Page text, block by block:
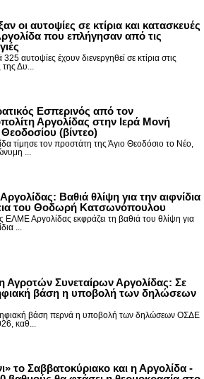
οι αυτοψίες σε κτίρια και κατασκευές
που επλήγησαν από τις
325 αυτοψίες έχουν διενεργηθεί σε κτίρια στις
της Δυ...
Εσπερινός από τον
Αργολίδας στην Ιερά Μονή
(βίντεο)
τίμησε τον προστάτη της Άγιο Θεοδόσιο το Νέο,
...
Βαθιά θλίψη για την αιφνίδια
του Θοδωρή Κατσωνόπουλου
ΕΛΜΕ Αργολίδας εκφράζει τη βαθιά του θλίψη για
...
Συνεταίρων Αργολίδας: Σε
βάση η υποβολή των δηλώσεων
βάση περνά η υποβολή των δηλώσεων ΟΣΔΕ
καθ...
το Σαββατοκύριακο και η Αργολίδα -